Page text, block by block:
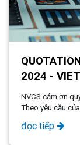
2024 -
NVCS cảm ơn
Theo yêu cầu
trình, thủ tục và
đọc tiếp